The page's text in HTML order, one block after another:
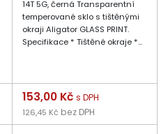
14T 5G, černá Transparentní
temperované sklo s tištěnými
okraji Aligator GLASS PRINT.
Specifikace * Tištěné okraje *...
Cena
153,00 Kč s DPH
126,45 Kč bez DPH